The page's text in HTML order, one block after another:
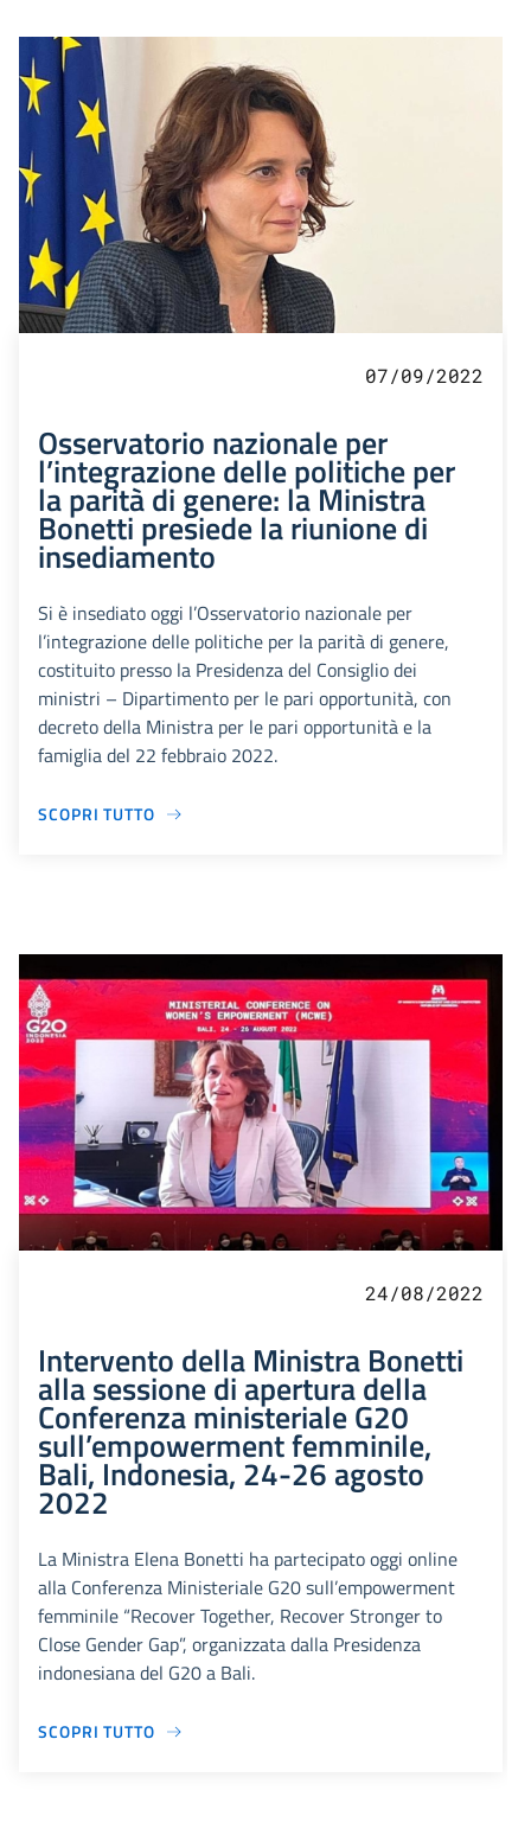
07/09/2022
Osservatorio nazionale per
l’integrazione delle politiche per
la parità di genere: la Ministra
Bonetti presiede la riunione di
insediamento
Si è insediato oggi l’Osservatorio nazionale per
l’integrazione delle politiche per la parità di genere,
costituito presso la Presidenza del Consiglio dei
ministri – Dipartimento per le pari opportunità, con
decreto della Ministra per le pari opportunità e la
famiglia del 22 febbraio 2022.
SCOPRI TUTTO
24/08/2022
Intervento della Ministra Bonetti
alla sessione di apertura della
Conferenza ministeriale G20
sull’empowerment femminile,
Bali, Indonesia, 24-26 agosto
2022
La Ministra Elena Bonetti ha partecipato oggi online
alla Conferenza Ministeriale G20 sull’empowerment
femminile “Recover Together, Recover Stronger to
Close Gender Gap”, organizzata dalla Presidenza
indonesiana del G20 a Bali.
SCOPRI TUTTO